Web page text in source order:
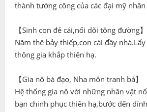
thành tướng công của các đại mỹ
【Sinh con đẻ cái,nối dõi tông đường】
Năm thê bảy thiếp,con cái đầy
thông gia khắp thiên hạ.
【Gia nô bá đạo, Nha môn tranh bá】
Hệ thống gia nô với những nhân vật
bạn chinh phục thiên hạ,bước đến